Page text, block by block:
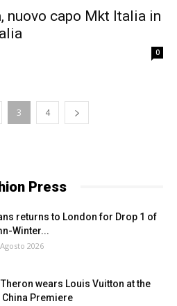
nuovo capo Mkt Italia in
0
3 4
Press
returns to London for Drop 1 of
Winter...
2026
wears Louis Vuitton at the
China Premiere